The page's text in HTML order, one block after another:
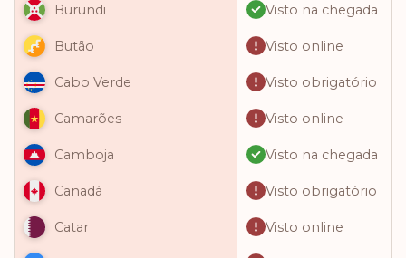
Burundi Visto na chegada
Butão Visto online
Cabo Verde Visto obrigatório
Camarões Visto online
Camboja Visto na chegada
Canadá Visto obrigatório
Catar Visto online